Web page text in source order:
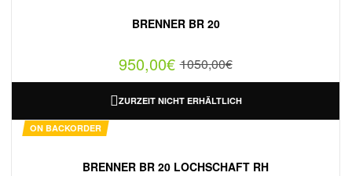
BRENNER BR 20
1050,00€
950,00€
ZURZEIT NICHT ERHÄLTLICH
ON BACKORDER
BRENNER BR 20 LOCHSCHAFT RH